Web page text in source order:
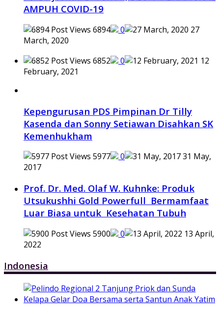
AMPUH COVID-19
6894 0
27
March, 2020
6852
0
12
February, 2021
Kepengurusan PDS Pimpinan Dr Tilly
Kasenda dan Sonny Setiawan Disahkan SK
Kemenhukham
5977 0
31 May,
2017
Prof. Dr. Med. Olaf W. Kuhnke: Produk
Utsukushhi Gold Powerfull Bermamfaat
Luar Biasa untuk Kesehatan Tubuh
5900 0
13 April,
2022
Indonesia